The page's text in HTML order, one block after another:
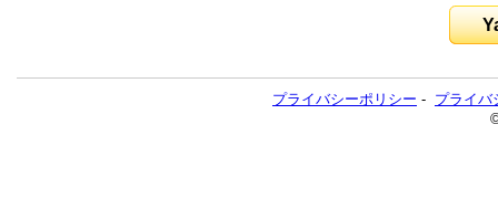
プライバシーポリシー - プライバ